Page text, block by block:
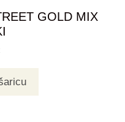
GOLD MIX